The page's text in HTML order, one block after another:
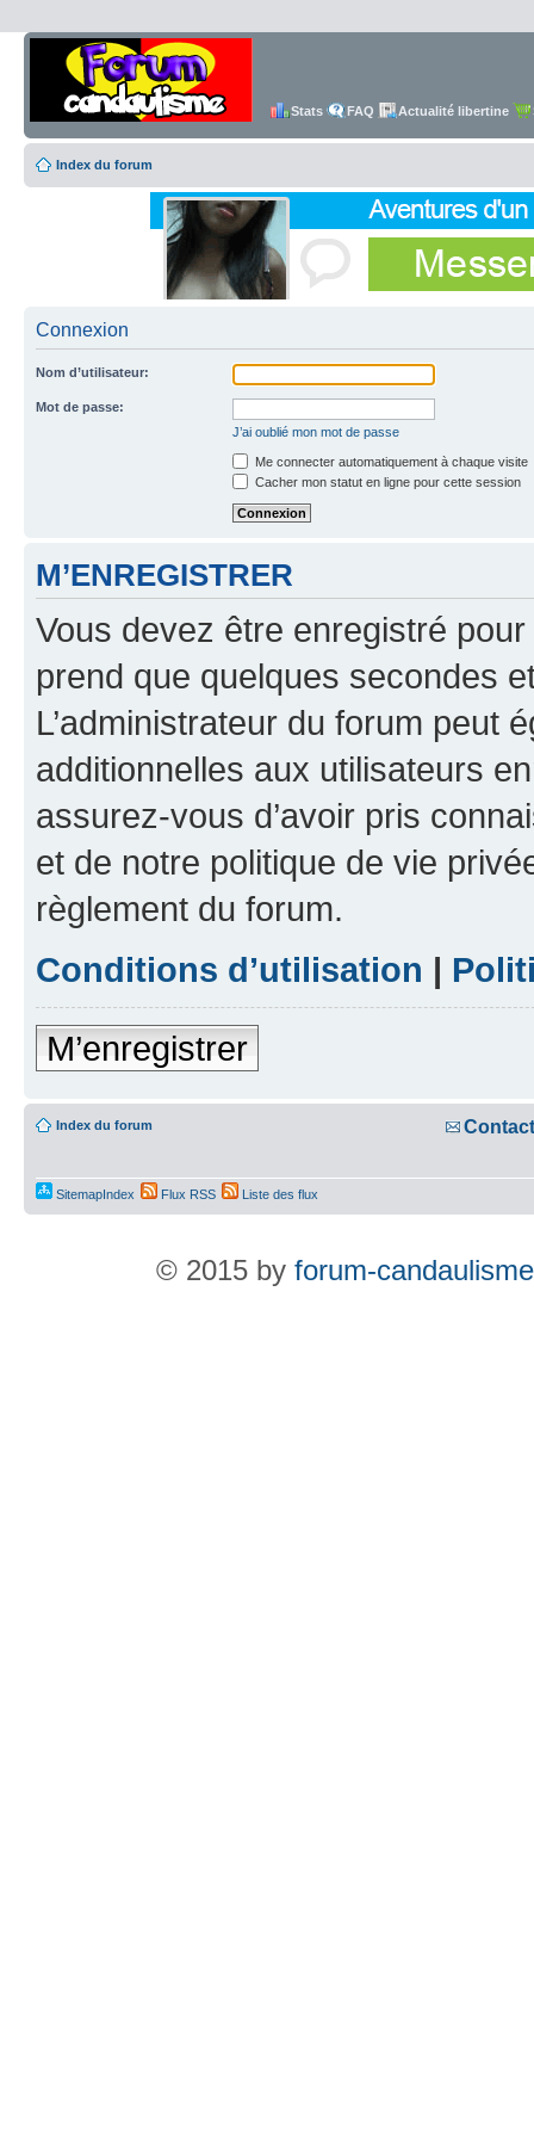
Stats FAQ Actualité libertine
Index du forum
Connexion
Nom d’utilisateur:
Mot de passe:
J’ai oublié mon mot de passe
Me connecter automatiquement à chaque visite
Cacher mon statut en ligne pour cette session
M’ENREGISTRER
Vous devez être enregistré
prend que quelques secondes
L’administrateur du forum peut
additionnelles aux utilisateurs
assurez-vous d’avoir pris
et de notre politique de vie
règlement du forum.
Conditions d’utilisation |
M’enregistrer
Index du forum Contact
SitemapIndex Flux RSS Liste des flux
© 2015 by forum-